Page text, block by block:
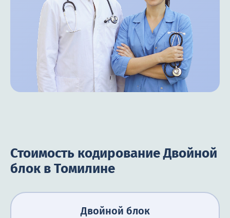
Стоимость кодирование Двойной
блок в Томилине
Двойной блок